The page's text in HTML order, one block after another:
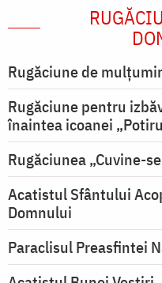
Rugăciune de
Rugăciune pentru
înaintea icoanei
Rugăciunea „Cuvine-
Acatistul Sfântului
Domnului
Paraclisul Preasfintei